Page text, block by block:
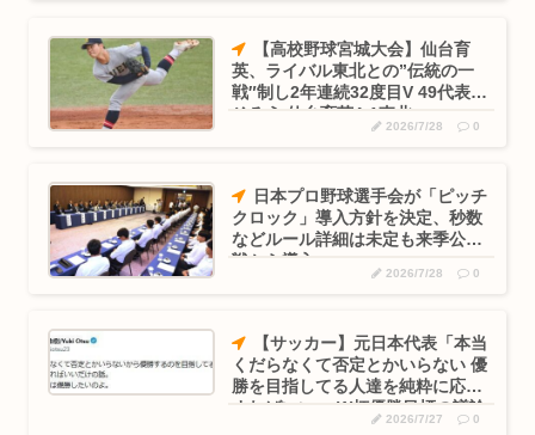
【高校野球宮城大会】仙台育
英、ライバル東北との”伝統の一
戦″制し2年連続32度目V 49代表出
そろう 仙台育英4-1東北
2026/7/28 0
日本プロ野球選手会が「ピッチ
クロック」導入方針を決定、秒数
などルール詳細は未定も来季公式
戦から導入へ
2026/7/28 0
【サッカー】元日本代表「本当
くだらなくて否定とかいらない 優
勝を目指してる人達を純粋に応援
すればいい」 W杯優勝目標の議論
2026/7/27 0